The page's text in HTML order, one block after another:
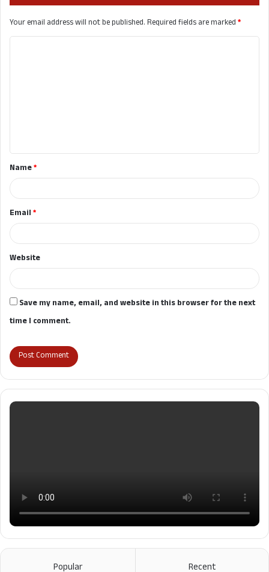
Your email address will not be published.Required fields are marked*
t
*Name*
Email*
Website
Save my name, email, and website in this browser for the next
time I comment.
Popular Recent